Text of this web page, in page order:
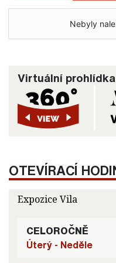
Nebyly
Virtuální prohlídka
OTEVÍRACÍ
Expozice Vila
CELOROČNĚ
Úterý - Neděle